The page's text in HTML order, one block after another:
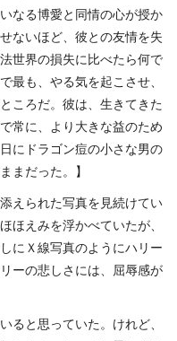
なる博愛と同情の心が授か
ないほど、彼との友情を失
世界の損失に比べたら何で
最も、やる気を起こさせ、
ころだ。彼は、生きてきた
常に、より大きな益のため
にドラゴン痘の小さな男の
まだった。】
えられた写真を見続けてい
ほえみを浮かべていたが、
にＸ線写真のようにハリー
ーの悲しさには、屈辱感が
ると思っていた。けれど、